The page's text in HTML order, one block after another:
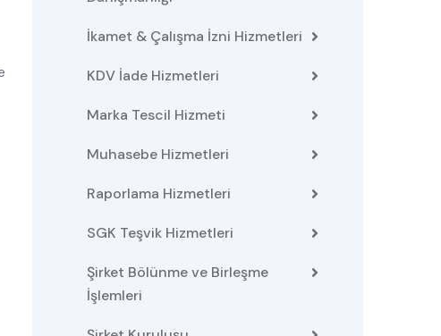
İkamet & Çalışma İzni Hizmetleri
KDV İade Hizmetleri
Marka Tescil Hizmeti
Muhasebe Hizmetleri
Raporlama Hizmetleri
SGK Teşvik Hizmetleri
Şirket Bölünme ve Birleşme
İşlemleri